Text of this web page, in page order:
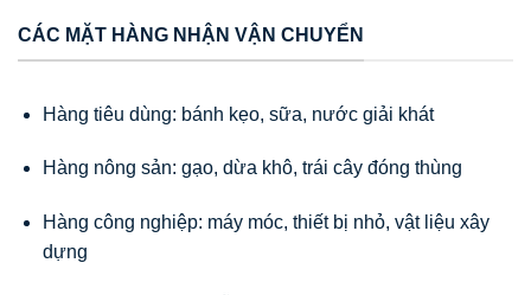
CÁC MẶT HÀNG NHẬN VẬN CHUYỂN
Hàng tiêu dùng: bánh kẹo, sữa, nước giải khát
Hàng nông sản: gạo, dừa khô, trái cây đóng thùng
Hàng công nghiệp: máy móc, thiết bị nhỏ, vật liệu xây
dựng